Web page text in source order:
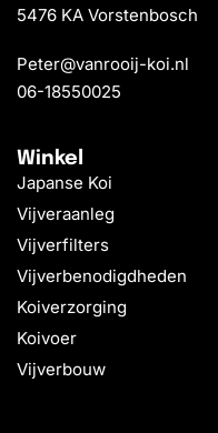
5476 KA Vorstenbosch
Peter@vanrooij-koi.nl
06-18550025
Winkel
Japanse Koi
Vijveraanleg
Vijverfilters
Vijverbenodigdheden
Koiverzorging
Koivoer
Vijverbouw